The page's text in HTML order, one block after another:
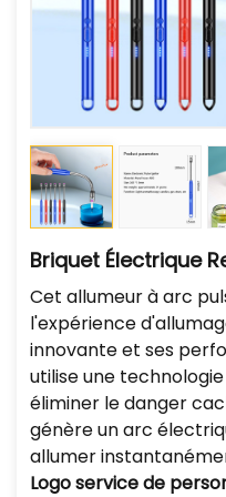
Briquet Électrique
Cet allumeur à arc
l'expérience
innovante et ses
utilise une
éliminer le danger
génère un arc
allumer
Logoservice de